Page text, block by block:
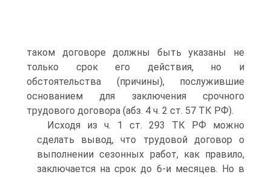
таком договоре должны быть указаны не
только срок его действия, но и
обстоятельства (причины), послужившие
основанием для заключения срочного
трудового договора (абз. 4 ч. 2 ст. 57 ТК РФ).
Исходя из ч. 1 ст. 293 ТК РФ можно
сделать вывод, что трудовой договор о
выполнении сезонных работ, как правило,
заключается на срок до 6-и месяцев. Но в